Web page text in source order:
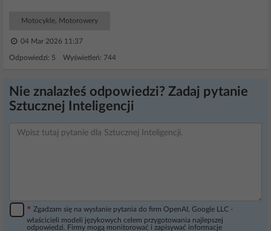
Motocykle, Motorowery
04 Mar 2026 11:37
Odpowiedzi: 5 Wyświetleń: 744
Nie znalazłeś odpowiedzi? Zadaj pytanie
Sztucznej Inteligencji
* Zgadzam się na wysłanie pytania do firm OpenAI, Google LLC -
właścicieli modeli językowych celem przygotowania najlepszej
odpowiedzi. Firmy mogą monitorować i zapisywać informacje